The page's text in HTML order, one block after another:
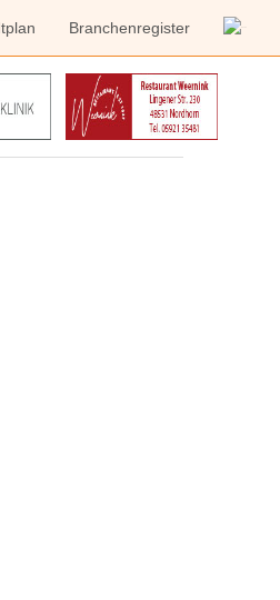
Branchenregister